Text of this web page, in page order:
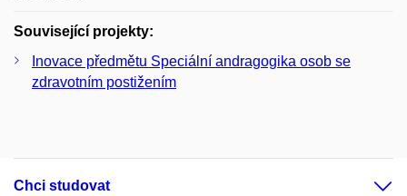
Související projekty:
Inovace předmětu Speciální andragogika osob se
zdravotním postižením
Chci studovat